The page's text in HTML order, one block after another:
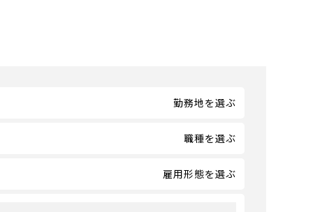
勤務地を選ぶ
職種を選ぶ
雇用形態を選ぶ